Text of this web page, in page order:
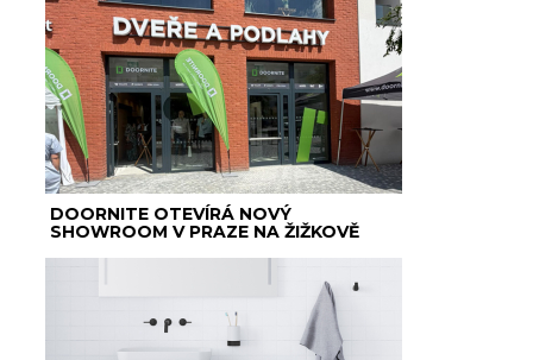
DOORNITE OTEVÍRÁ NOVÝ
SHOWROOM V PRAZE NA ŽIŽKOVĚ